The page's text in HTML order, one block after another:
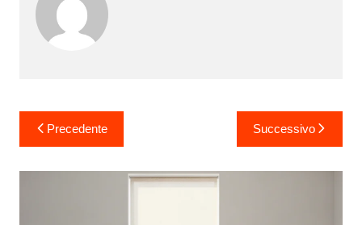
Navigazione
articoli
Precedente Successivo